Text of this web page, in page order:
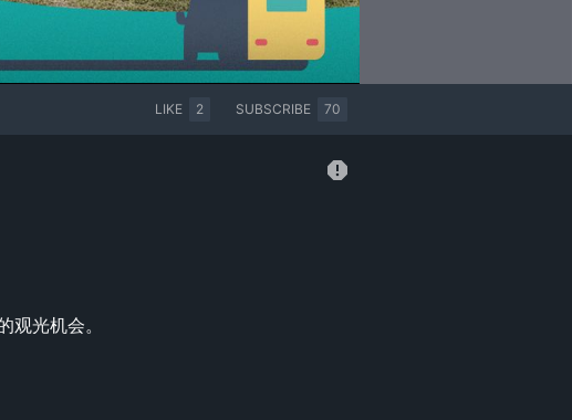
LIKE 2 SUBSCRIBE 70
光机会。